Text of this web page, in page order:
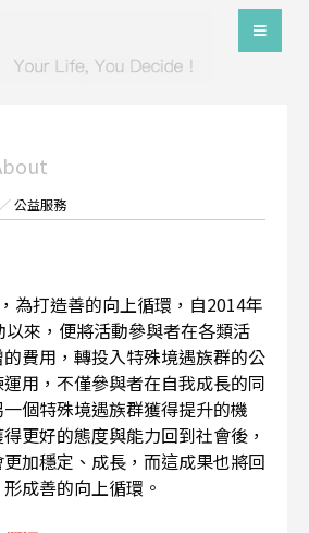
／公益服務
為打造善的向上循環，自2014年
來，便將活動參與者在各類活
費用，轉投入特殊境遇族群的公
用，不僅參與者在自我成長的同
個特殊境遇族群獲得提升的機
更好的態度與能力回到社會後，
加穩定、成長，而這成果也將回
成善的向上循環。